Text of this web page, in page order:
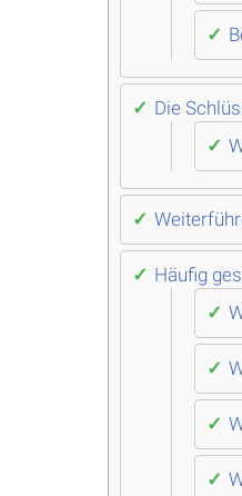
Die
Häufig